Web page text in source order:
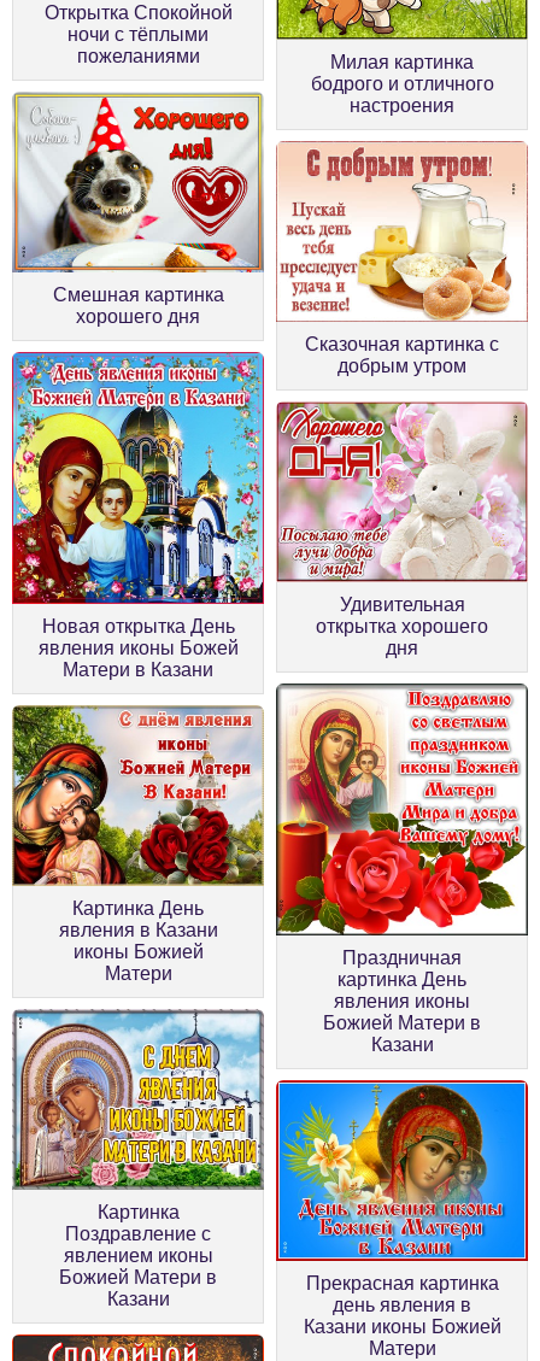
Открытка Спокойной
ночи с тёплыми
пожеланиями
Милая картинка
бодрого и отличного
настроения
Смешная картинка
хорошего дня
Сказочная картинка с
добрым утром
Новая открытка День
явления иконы Божей
Матери в Казани
Удивительная
открытка хорошего
дня
Картинка День
явления в Казани
иконы Божией
Матери
Праздничная
картинка День
явления иконы
Божией Матери в
Казани
Картинка
Поздравление с
явлением иконы
Божией Матери в
Казани
Прекрасная картинка
день явления в
Казани иконы Божией
Матери